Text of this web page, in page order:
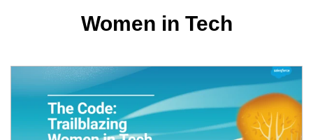
Women in Tech